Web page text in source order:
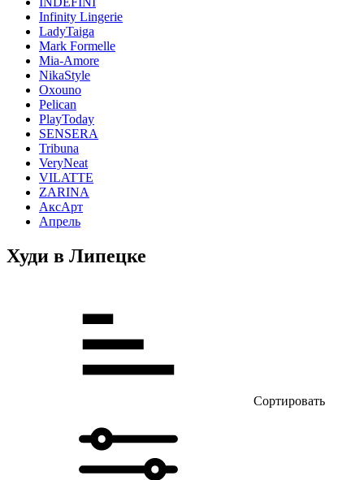
Infinity Lingerie
LadyTaiga
Mark Formelle
Mia-Amore
NikaStyle
Oxouno
Pelican
PlayToday
SENSERA
Tribuna
VeryNeat
VILATTE
ZARINA
АксАрт
Апрель
Худи в Липецке
Сортировать